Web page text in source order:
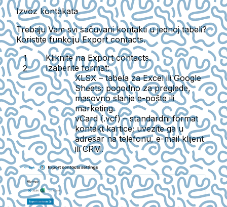
Izvoz kontakata
Trebaju Vam svi sačuvani kontakti u jednoj tabeli?
Koristite funkcijuExport contacts.
Kliknite na Export contacts.
Izaberite format:
XLSX– tabela za Excel ili Google
Sheets; pogodno za preglede,
masovno slanje e-pošte ili
marketing.
vCard (.vcf)– standardni format
kontakt kartice; uvezite ga u
adresar na telefonu, e-mail klijent
ili CRM.